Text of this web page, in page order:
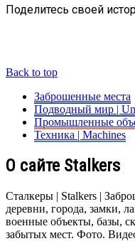
Поделитесь своей
Back to top
Заброшенные места
Подводный мир |
Промышленные
Техника | Machines
О сайте Stalkers
Сталкеры | Stalkers |
деревни, города, замки,
военные объекты, базы,
забытых мест. Фото.